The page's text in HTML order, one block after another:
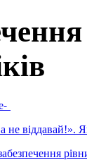
не віддавай!».